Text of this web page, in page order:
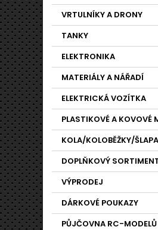
VRTULNÍKY A DRONY
TANKY
ELEKTRONIKA
MATERIÁLY A NÁŘADÍ
ELEKTRICKÁ VOZÍTKA
PLASTIKOVÉ A KOVOVÉ
KOLA/KOLOBĚŽKY/
DOPLŇKOVÝ
VÝPRODEJ
DÁRKOVÉ POUKAZY
PŮJČOVNA RC-MODELŮ